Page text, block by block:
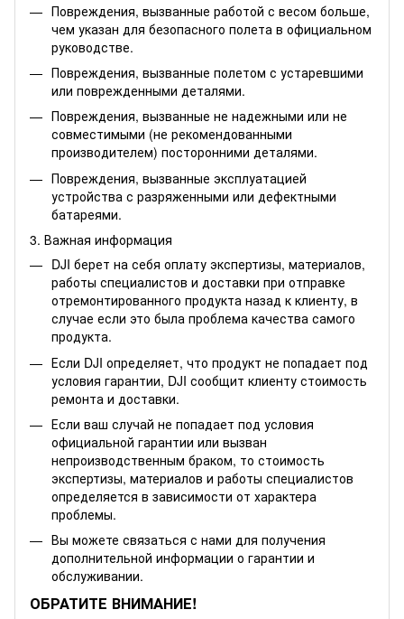
Повреждения, вызванные работой с весом больше,
чем указан для безопасного полета в официальном
руководстве.
Повреждения, вызванные полетом с устаревшими
или поврежденными деталями.
Повреждения, вызванные не надежными или не
совместимыми (не рекомендованными
производителем) посторонними деталями.
Повреждения, вызванные эксплуатацией
устройства с разряженными или дефектными
батареями.
3. Важная информация
DJI берет на себя оплату экспертизы, материалов,
работы специалистов и доставки при отправке
отремонтированного продукта назад к клиенту, в
случае если это была проблема качества самого
продукта.
Если DJI определяет, что продукт не попадает под
условия гарантии, DJI сообщит клиенту стоимость
ремонта и доставки.
Если ваш случай не попадает под условия
официальной гарантии или вызван
непроизводственным браком, то стоимость
экспертизы, материалов и работы специалистов
определяется в зависимости от характера
проблемы.
Вы можете связаться с нами для получения
дополнительной информации о гарантии и
обслуживании.
ОБРАТИТЕ ВНИМАНИЕ!